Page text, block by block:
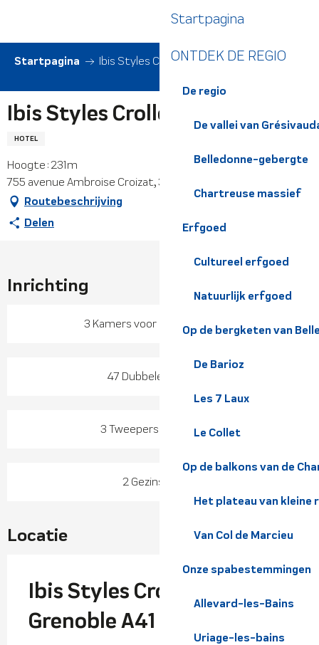
contenu
principal
Startpagina
ONTDEK DE REGIO
De regio
De vallei van
Belledonne-gebergte
Chartreuse massief
Erfgoed
Cultureel erfgoed
Natuurlijk erfgoed
Op de bergketen van
De Barioz
Les 7 Laux
Le Collet
Op de balkons van de
Het plateau van kleine
Van Col de Marcieu
Onze spabestemmingen
Allevard-les-Bains
Uriage-les-bains
Startpagina Ibis Styles Crolles Grenoble A41
Ibis Styles Crolles Grenoble A41
HOTEL
Hoogte : 231m
755 avenue Ambroise Croizat, 38920 Crolles
Routebeschrijving
Delen
Inrichting
3 Kamers voor gehandicapten
47 Dubbele kamer(s)
3 Tweepersoons kamer
2 Gezinskamer
Locatie
Ibis Styles Crolles
Grenoble A41